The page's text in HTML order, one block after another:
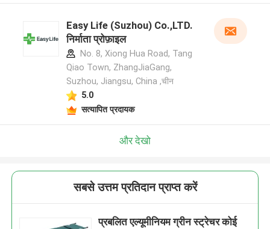
Easy Life (Suzhou) Co.,LTD.
निर्माता प्रोफ़ाइल
No. 8, Xiong Hua Road, Tang
Qiao Town, ZhangJiaGang,
Suzhou, Jiangsu, China ,चीन
5.0
सत्यापित प्रदायक
और देखो
सबसे उत्तम प्रतिदान प्राप्त करें
प्रबलित एल्यूमीनियम ग्रीन स्ट्रेचर कोई